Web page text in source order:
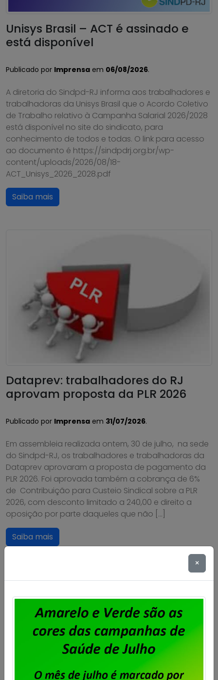
Unisys Brasil – ACT é assinado e
está disponível
Publicado por Imprensa em 06/08/2026.
A diretoria do Sindpd-RJ informa aos trabalhadores e
trabalhadoras da Unisys Brasil que o Acordo Coletivo
de Trabalho relativo à Campanha Salarial 2026/2028
está disponível no site do sindicato, para
conhecimento de todos e todas. O link para acesso
ao documento é https://sindpdrj.org.br/wp-
content/uploads/2026/08/18-
ACT_Unisys_2026_2028.pdf
Saiba mais
Dataprev: trabalhadores do RJ
aprovam proposta da PLR 2026
Publicado por Imprensa em 31/07/2026.
Em assembleia realizada ontem, 30 de julho, na sede
do Sindpd-RJ, os trabalhadores e trabalhadoras da
Dataprev aprovaram a proposta de pagamento da
PLR 2026. Foi aprovada também a cobrança de 6%
de Contribuição para Custeio Sindical sobre a PLR
2026, com desconto limitado a 240,00 e direito a
oposição por parte daqueles que não […]
Saiba mais
×